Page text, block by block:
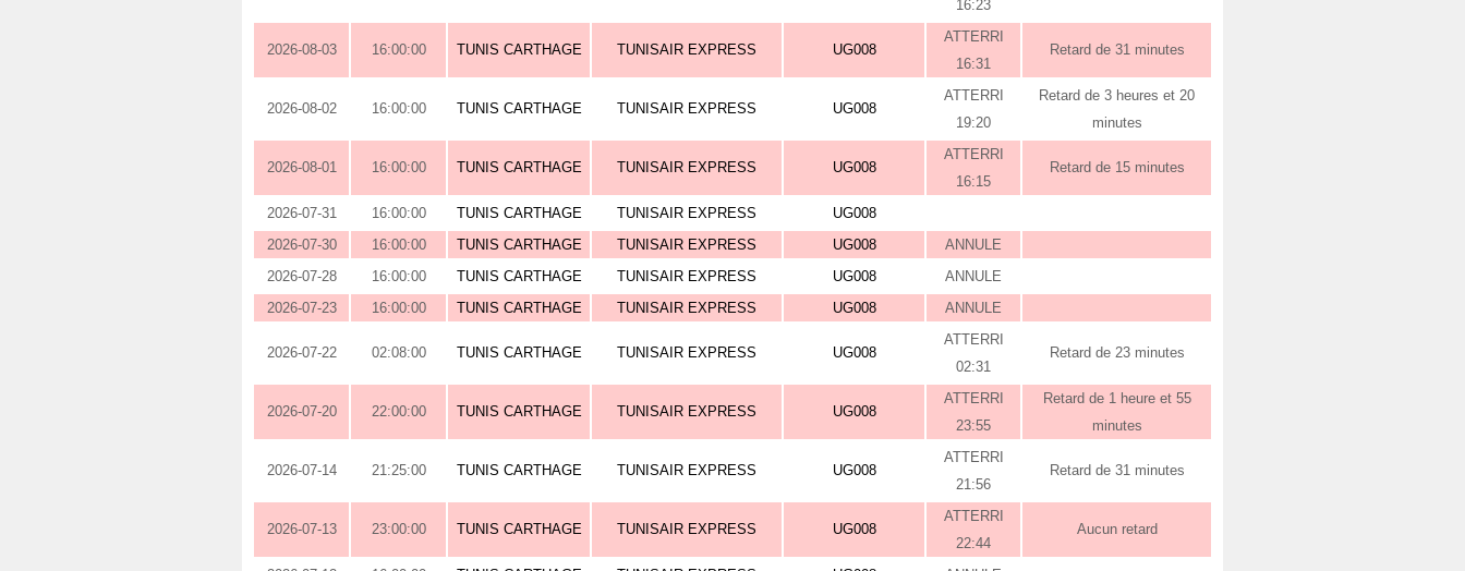
16:23
2026-08-03 16:00:00 TUNIS CARTHAGE TUNISAIR EXPRESS UG008
ATTERRI
16:31
Retard de 31 minutes
2026-08-02 16:00:00 TUNIS CARTHAGE TUNISAIR EXPRESS UG008
ATTERRI
19:20
Retard de 3 heures et 20
minutes
2026-08-01 16:00:00 TUNIS CARTHAGE TUNISAIR EXPRESS UG008
ATTERRI
16:15
Retard de 15 minutes
2026-07-31 16:00:00 TUNIS CARTHAGE TUNISAIR EXPRESS
UG008
2026-07-30
16:00:00 TUNIS CARTHAGE TUNISAIR EXPRESS UG008
ANNULE
2026-07-28
16:00:00 TUNIS CARTHAGE TUNISAIR EXPRESS UG008
ANNULE
2026-07-23
16:00:00 TUNIS CARTHAGE TUNISAIR EXPRESS UG008 ANNULE
2026-07-22 02:08:00 TUNIS CARTHAGE TUNISAIR EXPRESS UG008
ATTERRI
02:31
Retard de 23 minutes
2026-07-20 22:00:00 TUNIS CARTHAGE TUNISAIR EXPRESS UG008
ATTERRI
23:55
Retard de 1 heure et 55
minutes
2026-07-14 21:25:00 TUNIS CARTHAGE TUNISAIR EXPRESS UG008
ATTERRI
21:56
Retard de 31 minutes
2026-07-13 23:00:00 TUNIS CARTHAGE TUNISAIR EXPRESS UG008
ATTERRI
22:44
Aucun retard